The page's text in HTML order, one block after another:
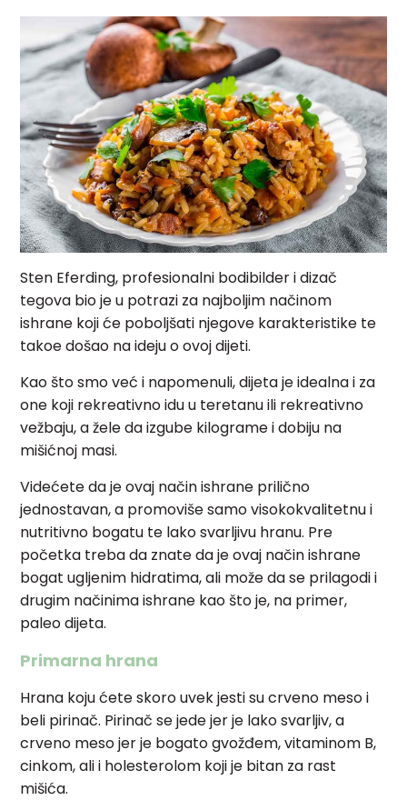
Sten Eferding, profesionalni bodibilder i dizač
tegova bio je u potrazi za najboljim načinom
ishrane koji će poboljšati njegove karakteristike te
takoe došao na ideju o ovoj dijeti.
Kao što smo već i napomenuli, dijeta je idealna i za
one koji rekreativno idu u teretanu ili rekreativno
vežbaju, a žele da izgube kilograme i dobiju na
mišićnoj masi.
Videćete da je ovaj način ishrane prilično
jednostavan, a promoviše samo visokokvalitetnu i
nutritivno bogatu te lako svarljivu hranu. Pre
početka treba da znate da je ovaj način ishrane
bogat ugljenim hidratima, ali može da se prilagodi i
drugim načinima ishrane kao što je, na primer,
paleo dijeta.
Primarna hrana
Hrana koju ćete skoro uvek jesti su crveno meso i
beli pirinač. Pirinač se jede jer je lako svarljiv, a
crveno meso jer je bogato gvožđem, vitaminom B,
cinkom, ali i holesterolom koji je bitan za rast
mišića.